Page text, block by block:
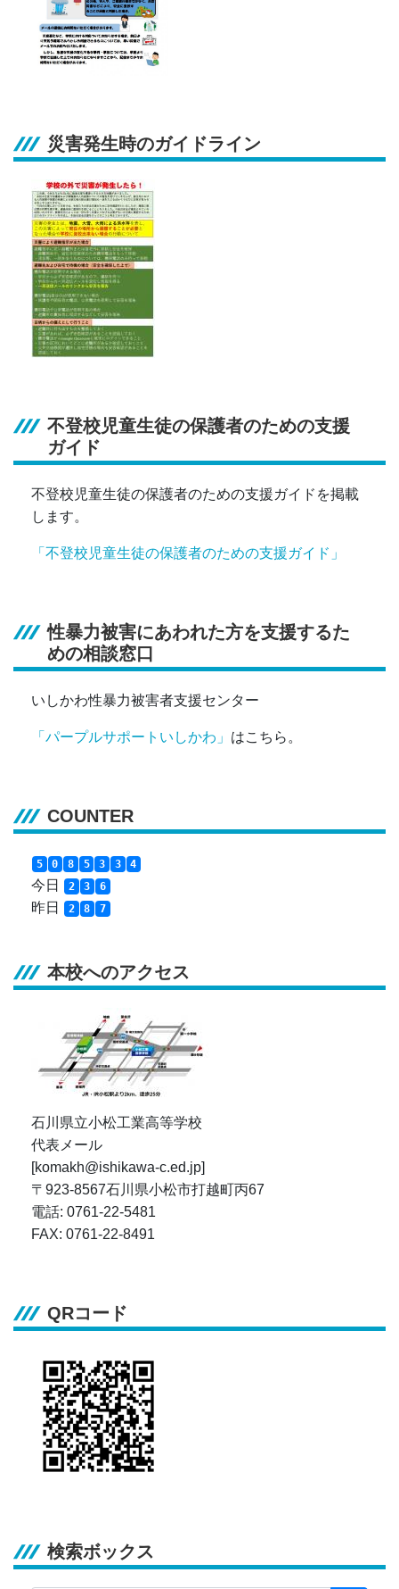
災害発生時のガイドライン
不登校児童生徒の保護者のための支援
ガイド
不登校児童生徒の保護者のための支援ガイドを掲載
します。
「不登校児童生徒の保護者のための支援ガイド」
性暴力被害にあわれた方を支援するた
めの相談窓口
いしかわ性暴力被害者支援センター
「パープルサポートいしかわ」 はこちら。
COUNTER
5 0 8 5 3 3 4
今日 2 3 6
昨日 2 8 7
本校へのアクセス
石川県立小松工業高等学校
代表メール
[komakh@ishikawa-c.ed.jp]
〒923-8567石川県小松市打越町丙67
電話: 0761-22-5481
FAX: 0761-22-8491
QRコード
検索ボックス